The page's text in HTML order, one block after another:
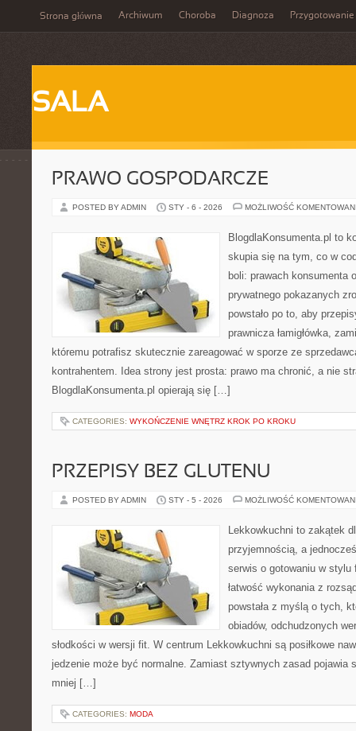
Strona główna Archiwum Choroba Diagnoza Przygotowanie
SALA
PRAWO GOSPODARCZE
POSTED BY ADMIN STY - 6 - 2026 MOŻLIWOŚĆ
BlogdlaKonsumenta.pl to
skupia się na tym, co w
boli: prawach konsumenta
prywatnego pokazanych
powstało po to, aby
prawnicza łamigłówka,
któremu potrafisz skutecznie zareagować w sporze ze
kontrahentem. Idea strony jest prosta: prawo ma chronić, a nie
BlogdlaKonsumenta.pl opierają się […]
CATEGORIES: WYKOŃCZENIE WNĘTRZ KROK PO KROKU
PRZEPISY BEZ GLUTENU
POSTED BY ADMIN STY - 5 - 2026 MOŻLIWOŚĆ
Lekkowkuchni to zakątek
przyjemnością, a
serwis o gotowaniu w stylu
łatwość wykonania z
powstała z myślą o tych,
obiadów, odchudzonych
słodkości w wersji fit. W centrum Lekkowkuchni są posiłkowe
jedzenie może być normalne. Zamiast sztywnych zasad pojawia
mniej […]
CATEGORIES: MODA